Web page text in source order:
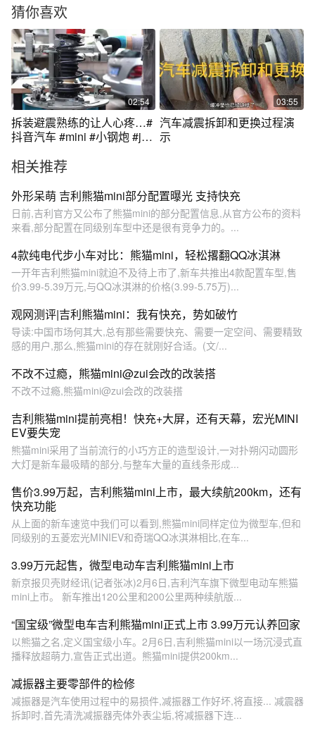
猜你喜欢
02:54
拆装避震熟练的让人心疼…#
抖音汽车 #mini #小钢炮 #jcw
03:55
汽车减震拆卸和更换过程演
示
相关推荐
外形呆萌 吉利熊猫mini部分配置曝光 支持快充
日前,吉利官方又公布了熊猫mini的部分配置信息,从官方公布的资料
来看,部分配置在同级别车型中还是很有竞争力的。...
​4款纯电代步小车对比：熊猫mini，轻松撂翻QQ冰淇淋
一开年吉利熊猫mini就迫不及待上市了,新车共推出4款配置车型,售
价3.99-5.39万元,与QQ冰淇淋的价格(3.99-5.75万)...
观网测评|吉利熊猫mini：我有快充，势如破竹
导读:中国市场何其大,总有那些需要快充、需要一定空间、需要精致
感的用户,那么,熊猫mini的存在就刚好合适。(文/...
不改不过瘾，熊猫mini@zui会改的改装搭
不改不过瘾,熊猫mini@zui会改的改装搭
吉利熊猫mini提前亮相！快充+大屏，还有天幕，宏光MINI
EV要失宠
熊猫mini采用了当前流行的小巧方正的造型设计,一对扑朔闪动圆形
大灯是新车最吸睛的部分,与整车大量的直线条形成...
售价3.99万起，吉利熊猫mini上市，最大续航200km，还有
快充功能
从上面的新车速览中我们可以看到,熊猫mini同样定位为微型车,但和
同级别的五菱宏光MINIEV和奇瑞QQ冰淇淋相比,在车...
3.99万元起售，微型电动车吉利熊猫mini上市
新京报贝壳财经讯(记者张冰)2月6日,吉利汽车旗下微型电动车熊猫
mini上市。 新车推出120公里和200公里两种续航版...
“国宝级”微型电车吉利熊猫mini正式上市 3.99万元认养回家
以熊猫之名,定义国宝级小车。2月6日,吉利熊猫mini以一场沉浸式直
播释放超萌力,宣告正式出道。熊猫mini提供200km...
减振器主要零部件的检修
减振器是汽车使用过程中的易损件,减振器工作好坏,将直接... 减震器
拆卸时,首先清洗减振器壳体外表尘垢,将减振器下连...